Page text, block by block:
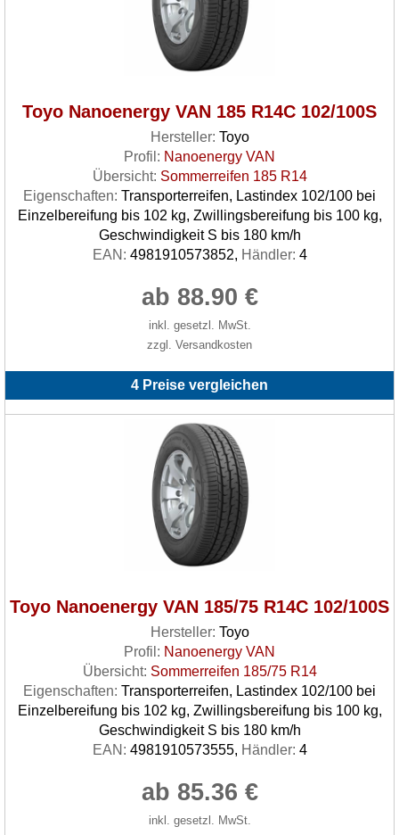
Toyo Nanoenergy VAN 185 R14C 102/100S
Hersteller: Toyo
Profil: Nanoenergy VAN
Übersicht: Sommerreifen 185 R14
Eigenschaften: Transporterreifen, Lastindex 102/100 bei
Einzelbereifung bis 102 kg, Zwillingsbereifung bis 100 kg,
Geschwindigkeit S bis 180 km/h
EAN: 4981910573852, Händler: 4
ab 88.90 €
inkl. gesetzl. MwSt.
zzgl. Versandkosten
4 Preise vergleichen
Toyo Nanoenergy VAN 185/75 R14C 102/100S
Hersteller: Toyo
Profil: Nanoenergy VAN
Übersicht: Sommerreifen 185/75 R14
Eigenschaften: Transporterreifen, Lastindex 102/100 bei
Einzelbereifung bis 102 kg, Zwillingsbereifung bis 100 kg,
Geschwindigkeit S bis 180 km/h
EAN: 4981910573555, Händler: 4
ab 85.36 €
inkl. gesetzl. MwSt.